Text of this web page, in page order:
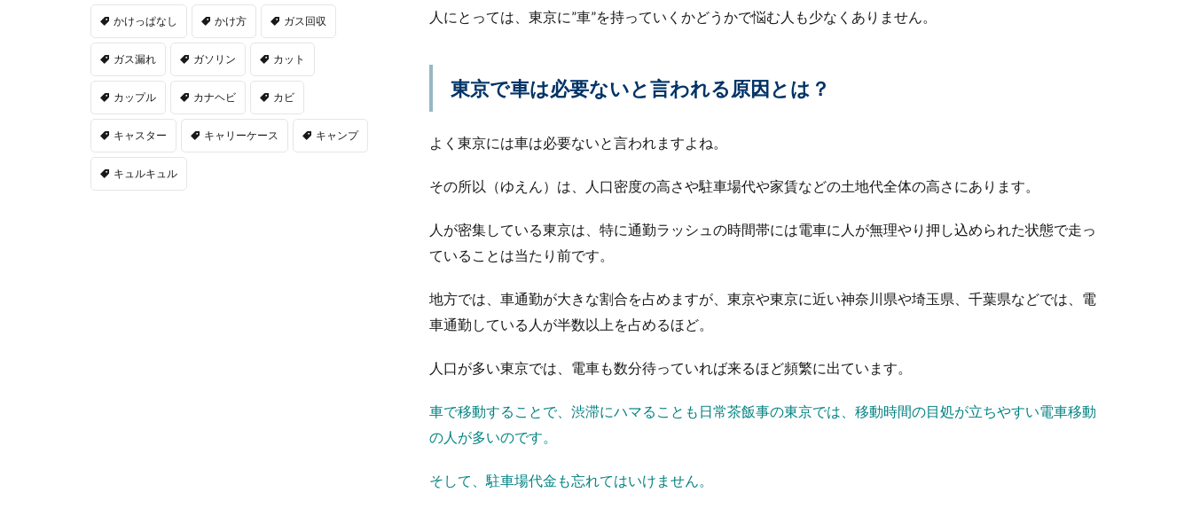
自動車のシートの洗浄を自分で行う方法とコツについて解説
浄しな...
台風によって飛行機に揺れがひどくて飛ばないといった影響が出ることがあります。では、飛行
機が台...
注意！車のテレビ視聴はバッテリー上がりの原因になります
つ方も少なくな...
人にとっては、東京に”車”を持っていくかどうかで悩む人も少なくありません。
東京で車は必要ないと言われる原因とは？
よく東京には車は必要ないと言われますよね。
その所以（ゆえん）は、人口密度の高さや駐車場代や家賃などの土地代全体の高さにあります。
人が密集している東京は、特に通勤ラッシュの時間帯には電車に人が無理やり押し込められた状態で走っ
ていることは当たり前です。
地方では、車通勤が大きな割合を占めますが、東京や東京に近い神奈川県や埼玉県、千葉県などでは、電
車通勤している人が半数以上を占めるほど。
人口が多い東京では、電車も数分待っていれば来るほど頻繁に出ています。
車で移動することで、渋滞にハマることも日常茶飯事の東京では、移動時間の目処が立ちやすい電車移動
の人が多いのです。
そして、駐車場代金も忘れてはいけません。
かけっぱなし かけ方 ガス回収
ガス漏れ ガソリン カット
カップル カナヘビ カビ
キャスター キャリーケース キャンプ
キュルキュル